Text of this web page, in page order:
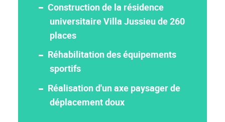
Construction de la résidence
universitaire Villa Jussieu de 260
places
Réhabilitation des équipements
sportifs
Réalisation d'un axe paysager de
déplacement doux